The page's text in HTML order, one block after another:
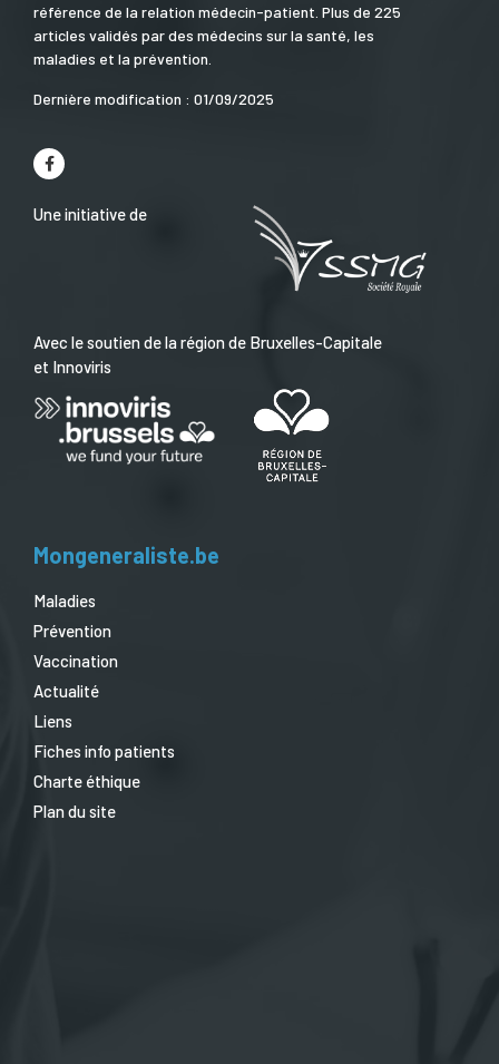
référence de la relation médecin-patient. Plus de 225
articles validés par des médecins sur la santé, les
maladies et la prévention.
Dernière modification : 01/09/2025
Une initiative de
Avec le soutien de la région de Bruxelles-Capitale
et Innoviris
Mongeneraliste.be
Maladies
Prévention
Vaccination
Actualité
Liens
Fiches info patients
Charte éthique
Plan du site